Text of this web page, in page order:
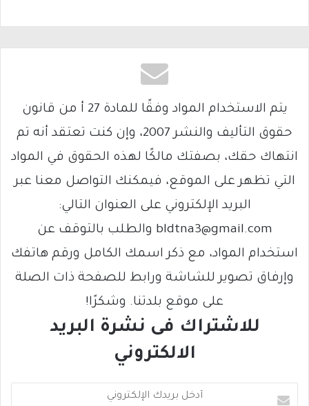
يتم الاستخدام المواد وفقًا للمادة 27 أ من قانون
حقوق التأليف والنشر 2007، وإن كنت تعتقد أنه تم
انتهاك حقك، بصفتك مالكًا لهذه الحقوق في المواد
التي تظهر على الموقع، فيمكنك التواصل معنا عبر
البريد الإلكتروني على العنوان التالي:
bldtna3@gmail.com والطلب بالتوقف عن
استخدام المواد، مع ذكر اسمك الكامل ورقم هاتفك
وإرفاق تصوير للشاشة ورابط للصفحة ذات الصلة
على موقع بلدتنا. وشكرًا!
للاشتراك فى نشرة البريد
الالكتروني